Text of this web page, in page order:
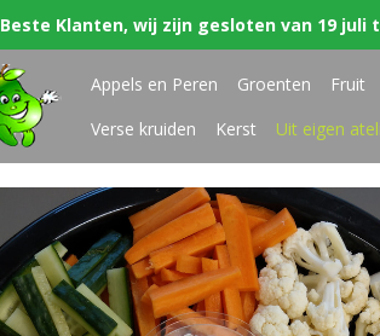
Beste Klanten, wij zijn gesloten van 19
Appels en Peren Groenten Fruit
Verse kruiden
Kerst Uit eigen